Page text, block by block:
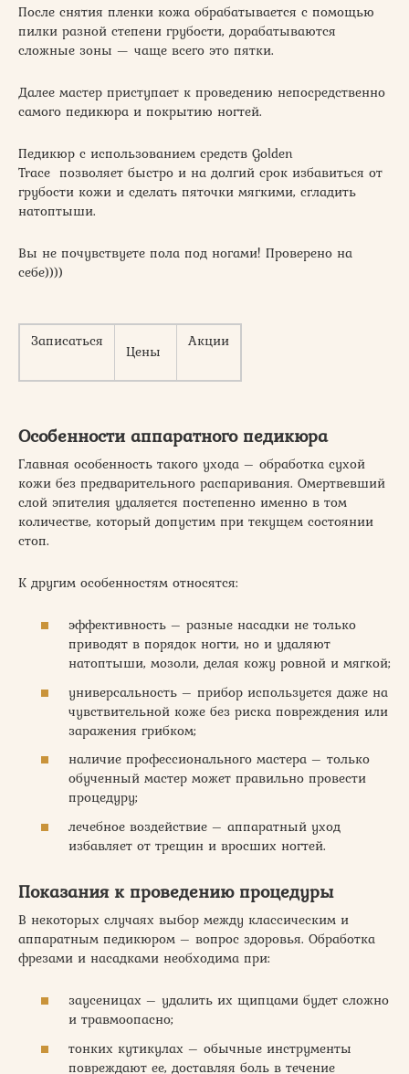
После снятия пленки кожа обрабатывается с помощью
пилки разной степени грубости, дорабатываются
сложные зоны — чаще всего это пятки.
Далее мастер приступает к проведению непосредственно
самого педикюра и покрытию ногтей.
Педикюр с использованием средств Golden
Trace позволяет быстро и на долгий срок избавиться от
грубости кожи и сделать пяточки мягкими, сгладить
натоптыши.
Вы не почувствуете пола под ногами! Проверено на
себе))))
Записаться
Цены
Акции
Особенности аппаратного педикюра
Главная особенность такого ухода – обработка сухой
кожи без предварительного распаривания. Омертвевший
слой эпителия удаляется постепенно именно в том
количестве, который допустим при текущем состоянии
стоп.
К другим особенностям относятся:
эффективность – разные насадки не только
приводят в порядок ногти, но и удаляют
натоптыши, мозоли, делая кожу ровной и мягкой;
универсальность – прибор используется даже на
чувствительной коже без риска повреждения или
заражения грибком;
наличие профессионального мастера – только
обученный мастер может правильно провести
процедуру;
лечебное воздействие – аппаратный уход
избавляет от трещин и вросших ногтей.
Показания к проведению процедуры
В некоторых случаях выбор между классическим и
аппаратным педикюром – вопрос здоровья. Обработка
фрезами и насадками необходима при:
заусеницах – удалить их щипцами будет сложно
и травмоопасно;
тонких кутикулах – обычные инструменты
повреждают ее, доставляя боль в течение